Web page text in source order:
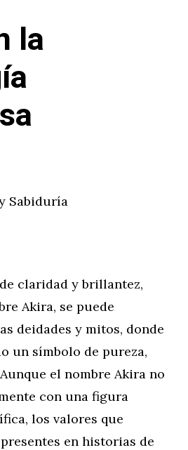
la
Sabiduría
claridad y brillantez,
Akira, se puede
deidades y mitos, donde
un símbolo de pureza,
el nombre Akira no
con una figura
los valores que
en historias de